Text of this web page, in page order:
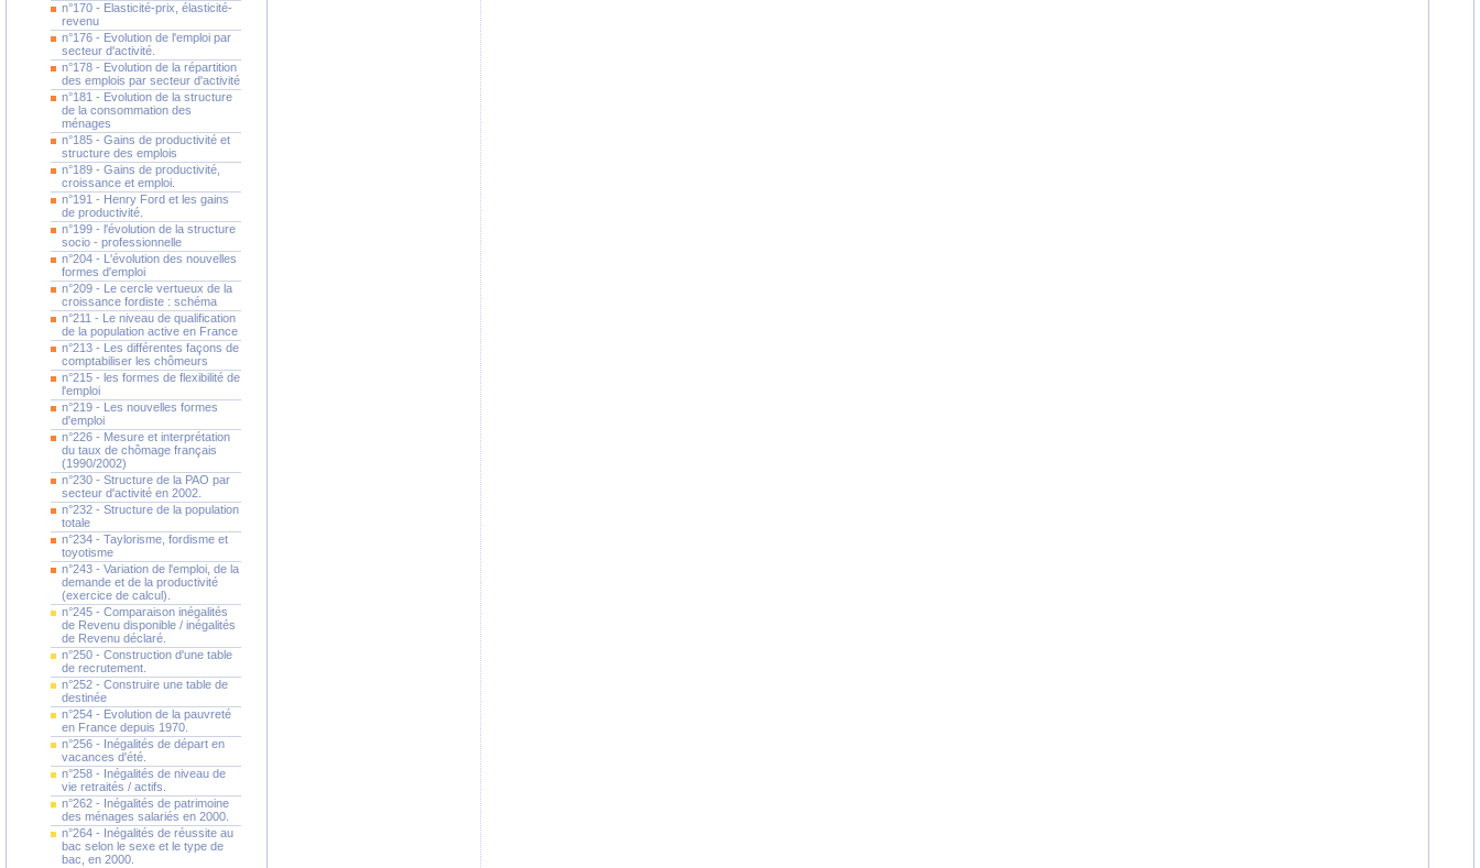
n°170 - Elasticité-prix, élasticité-
revenu
n°176 - Evolution de l'emploi par
secteur d'activité.
n°178 - Evolution de la répartition
des emplois par secteur d'activité
n°181 - Evolution de la structure
de la consommation des
ménages
n°185 - Gains de productivité et
structure des emplois
n°189 - Gains de productivité,
croissance et emploi.
n°191 - Henry Ford et les gains
de productivité.
n°199 - l'évolution de la structure
socio - professionnelle
n°204 - L'évolution des nouvelles
formes d'emploi
n°209 - Le cercle vertueux de la
croissance fordiste : schéma
n°211 - Le niveau de qualification
de la population active en France
n°213 - Les différentes façons de
comptabiliser les chômeurs
n°215 - les formes de flexibilité de
l'emploi
n°219 - Les nouvelles formes
d'emploi
n°226 - Mesure et interprétation
du taux de chômage français
(1990/2002)
n°230 - Structure de la PAO par
secteur d'activité en 2002.
n°232 - Structure de la population
totale
n°234 - Taylorisme, fordisme et
toyotisme
n°243 - Variation de l'emploi, de la
demande et de la productivité
(exercice de calcul).
n°245 - Comparaison inégalités
de Revenu disponible / inégalités
de Revenu déclaré.
n°250 - Construction d'une table
de recrutement.
n°252 - Construire une table de
destinée
n°254 - Evolution de la pauvreté
en France depuis 1970.
n°256 - Inégalités de départ en
vacances d'été.
n°258 - Inégalités de niveau de
vie retraités / actifs.
n°262 - Inégalités de patrimoine
des ménages salariés en 2000.
n°264 - Inégalités de réussite au
bac selon le sexe et le type de
bac, en 2000.